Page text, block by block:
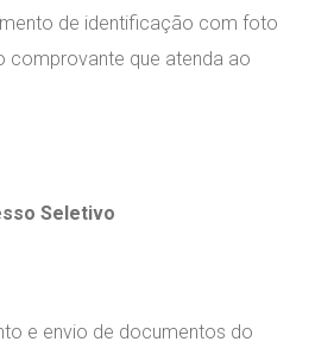
de identificação com foto
comprovante que atenda ao
Seletivo
e envio de documentos do